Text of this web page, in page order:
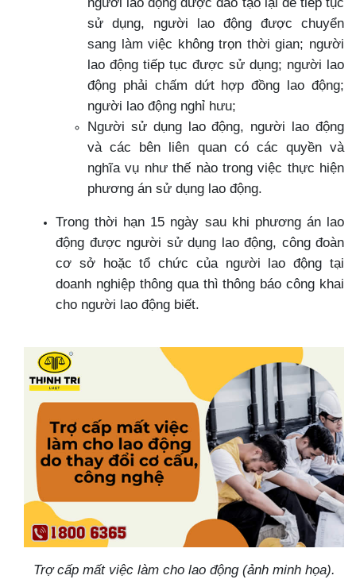
sử dụng, người lao động được chuyển
sang làm việc không trọn thời gian; người
lao động tiếp tục được sử dụng; người lao
động phải chấm dứt hợp đồng lao động;
người lao động nghỉ hưu;
Người sử dụng lao động, người lao động
và các bên liên quan có các quyền và
nghĩa vụ như thế nào trong việc thực hiện
phương án sử dụng lao động.
Trong thời hạn 15 ngày sau khi phương án lao
động được người sử dụng lao động, công đoàn
cơ sở hoặc tổ chức của người lao động tại
doanh nghiệp thông qua thì thông báo công khai
cho người lao động biết.
Trợ cấp mất việc làm cho lao động (ảnh minh họa).